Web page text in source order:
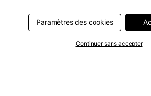
Paramètres des cookies
Continuer sans accepter